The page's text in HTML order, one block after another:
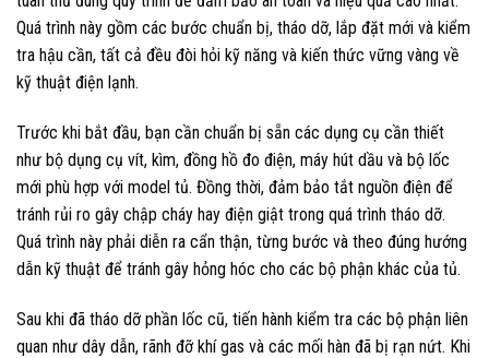
Quá trình này gồm các bước chuẩn bị, tháo dỡ, lắp đặt mới và kiểm
tra hậu cần, tất cả đều đòi hỏi kỹ năng và kiến thức vững vàng về
kỹ thuật điện lạnh.
Trước khi bắt đầu, bạn cần chuẩn bị sẵn các dụng cụ cần thiết
như bộ dụng cụ vít, kìm, đồng hồ đo điện, máy hút dầu và bộ lốc
mới phù hợp với model tủ. Đồng thời, đảm bảo tắt nguồn điện để
tránh rủi ro gây chập cháy hay điện giật trong quá trình tháo dỡ.
Quá trình này phải diễn ra cẩn thận, từng bước và theo đúng hướng
dẫn kỹ thuật để tránh gây hỏng hóc cho các bộ phận khác của tủ.
Sau khi đã tháo dỡ phần lốc cũ, tiến hành kiểm tra các bộ phận liên
quan như dây dẫn, rãnh đỡ khí gas và các mối hàn đã bị rạn nứt. Khi